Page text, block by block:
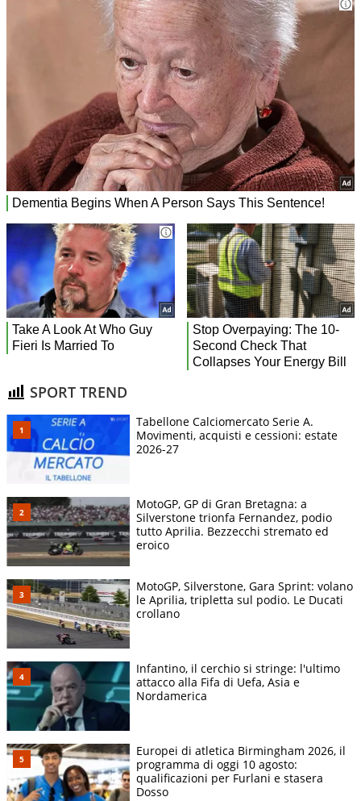
SPORT TREND
Tabellone Calciomercato Serie A.
Movimenti, acquisti e cessioni: estate
2026-27
MotoGP, GP di Gran Bretagna: a
Silverstone trionfa Fernandez, podio
tutto Aprilia. Bezzecchi stremato ed
eroico
MotoGP, Silverstone, Gara Sprint: volano
le Aprilia, tripletta sul podio. Le Ducati
crollano
Infantino, il cerchio si stringe: l'ultimo
attacco alla Fifa di Uefa, Asia e
Nordamerica
Europei di atletica Birmingham 2026, il
programma di oggi 10 agosto:
qualificazioni per Furlani e stasera
Dosso